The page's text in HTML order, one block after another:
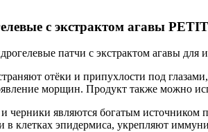
с экстрактом агавы
патчи с экстрактом агавы для
отёки и припухлости под
морщин. Продукт также можно
черники являются богатым
в клетках эпидермиса, укрепляют